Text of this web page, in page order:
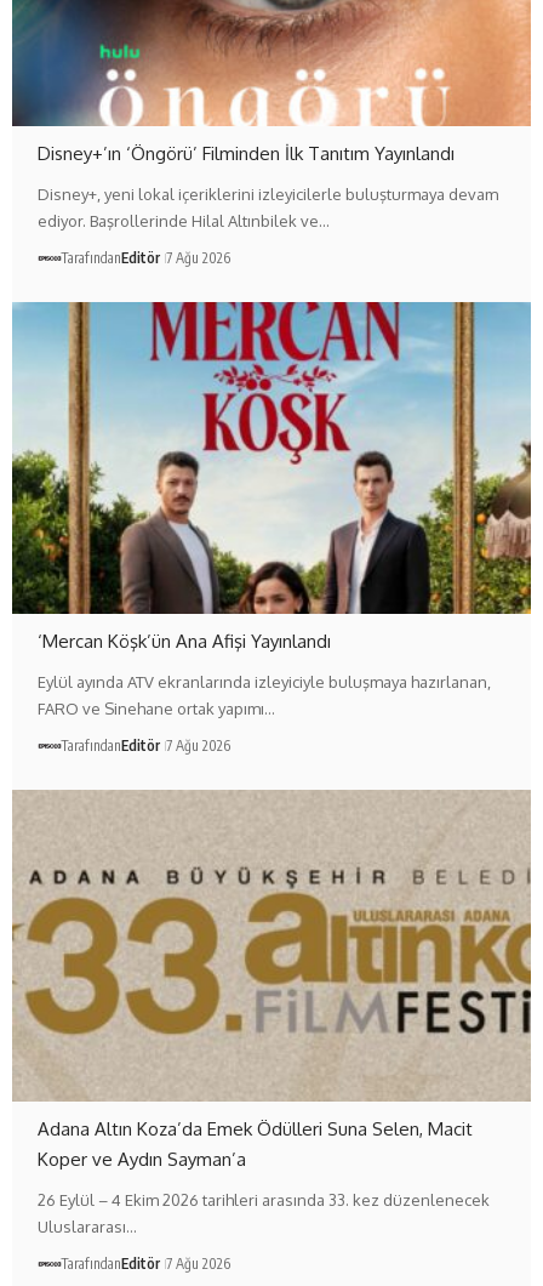
Disney+’ın ‘Öngörü’ Filminden İlk Tanıtım Yayınlandı
Disney+, yeni lokal içeriklerini izleyicilerle buluşturmaya devam
ediyor. Başrollerinde Hilal Altınbilek ve…
TarafındanEditör 7 Ağu 2026
‘Mercan Köşk’ün Ana Afişi Yayınlandı
Eylül ayında ATV ekranlarında izleyiciyle buluşmaya hazırlanan,
FARO ve Sinehane ortak yapımı…
TarafındanEditör 7 Ağu 2026
Adana Altın Koza’da Emek Ödülleri Suna Selen, Macit
Koper ve Aydın Sayman’a
26 Eylül – 4 Ekim 2026 tarihleri arasında 33. kez düzenlenecek
Uluslararası…
TarafındanEditör 7 Ağu 2026